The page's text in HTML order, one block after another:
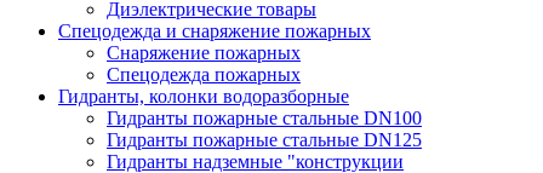
Диэлектрические товары
Спецодежда и снаряжение пожарных
Снаряжение пожарных
Спецодежда пожарных
Гидранты, колонки водоразборные
Гидранты пожарные стальные DN100
Гидранты пожарные стальные DN125
Гидранты надземные "конструкции